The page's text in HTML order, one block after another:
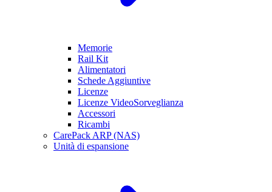
Memorie
Rail Kit
Alimentatori
Schede Aggiuntive
Licenze
Licenze VideoSorveglianza
Accessori
Ricambi
CarePack ARP (NAS)
Unità di espansione